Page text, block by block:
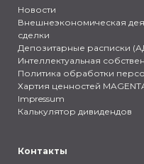
Новости
Внешнеэкономическая
сделки
Депозитарные расписки
Интеллектуальная
Политика обработки
Хартия ценностей
Impressum
Калькулятор дивидендов
Контакты